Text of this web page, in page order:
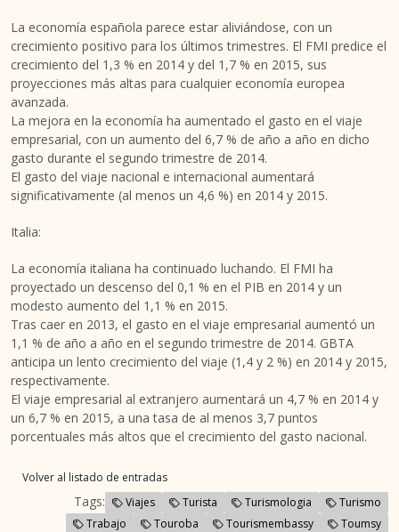
La economía española parece estar aliviándose, con un
crecimiento positivo para los últimos trimestres. El FMI predice el
crecimiento del 1,3 % en 2014 y del 1,7 % en 2015, sus
proyecciones más altas para cualquier economía europea
avanzada.
La mejora en la economía ha aumentado el gasto en el viaje
empresarial, con un aumento del 6,7 % de año a año en dicho
gasto durante el segundo trimestre de 2014.
El gasto del viaje nacional e internacional aumentará
significativamente (al menos un 4,6 %) en 2014 y 2015.
Italia:
La economía italiana ha continuado luchando. El FMI ha
proyectado un descenso del 0,1 % en el PIB en 2014 y un
modesto aumento del 1,1 % en 2015.
Tras caer en 2013, el gasto en el viaje empresarial aumentó un
1,1 % de año a año en el segundo trimestre de 2014. GBTA
anticipa un lento crecimiento del viaje (1,4 y 2 %) en 2014 y 2015,
respectivamente.
El viaje empresarial al extranjero aumentará un 4,7 % en 2014 y
un 6,7 % en 2015, a una tasa de al menos 3,7 puntos
porcentuales más altos que el crecimiento del gasto nacional.
Volver al listado de entradas
Tags: Viajes Turista Turismologia
Turismo
Trabajo
Touroba Tourismembassy
Toumsy